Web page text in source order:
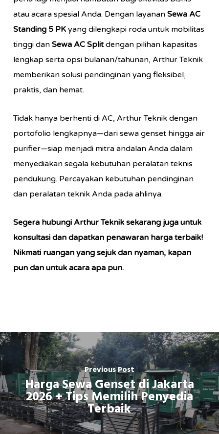
atau acara spesial Anda. Dengan layanan Sewa AC
Standing 5 PKyang dilengkapi roda untuk mobilitas
tinggi dan Sewa AC Splitdengan pilihan kapasitas
lengkap serta opsi bulanan/tahunan, Arthur Teknik
memberikan solusi pendinginan yang fleksibel,
praktis, dan hemat.
Tidak hanya berhenti di AC, Arthur Teknik dengan
portofolio lengkapnya—dari sewa genset hingga air
purifier—siap menjadi mitra andalan Anda dalam
menyediakan segala kebutuhan peralatan teknis
pendukung. Percayakan kebutuhan pendinginan
dan peralatan teknik Anda pada ahlinya.
Segera hubungi Arthur Teknik sekarang juga untuk
konsultasi dan dapatkan penawaran harga terbaik!
Nikmati ruangan yang sejuk dan nyaman, kapan
pun dan untuk acara apa pun.
Previous Post
Harga Sewa Genset di Jakarta
2026 + Tips Memilih Penyedia
Terbaik